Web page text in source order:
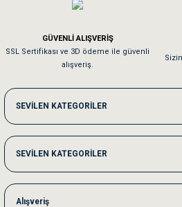
Kedilerim beğeniyorlar. Memnunuz. Uygun
Me***** Ya******
Akşam verdiğim sipariş bir sonraki gün
Ka***** Ar******
Ufak bir sorun harici sorun olmadı
GÜVENLİ ALIŞVERİŞ
SSL Sertifikası ve 3D ödeme ile güvenli
alışveriş.
SEVİLEN KATEGORİLER
SEVİLEN KATEGORİLER
Alışveriş